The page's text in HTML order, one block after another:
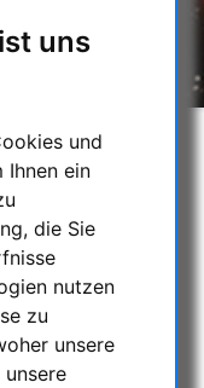
uns
und
Ihnen ein
die Sie
nutzen
zu
unsere